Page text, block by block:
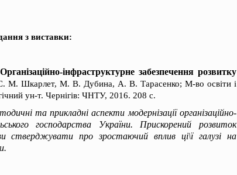
з виставки:
Організаційно-інфраструктурне забезпечення розвитку
М. Шкарлет, М. В. Дубина, А. В. Тарасенко; М-во освіти і
ун-т. Чернігів: ЧНТУ, 2016. 208 с.
та прикладні аспекти модернізації організаційно-
господарства України. Прискорений розвиток
стверджувати про зростаючий вплив ці\ї галузі на